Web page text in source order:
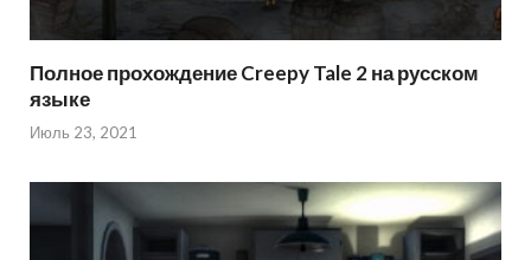
Полное прохождение Creepy Tale 2 на русском
языке
Июль 23, 2021